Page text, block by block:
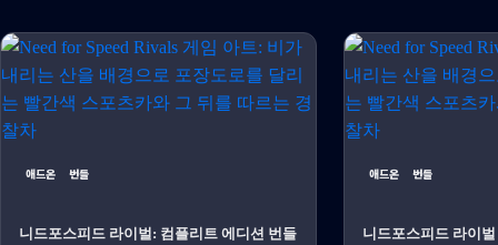
애드온 번들
니드포스피드 라이벌: 컴플리트 에디션 번들
애드온 번들
니드포스피드 라이